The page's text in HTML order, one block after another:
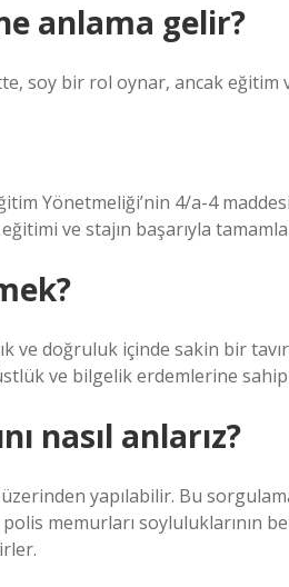
anlama gelir?
soy bir rol oynar, ancak eğitim
Yönetmeliği’nin 4/a-4
ve stajın başarıyla
ve doğruluk içinde sakin bir
ve bilgelik erdemlerine
nasıl anlarız?
yapılabilir. Bu
memurları soyluluklarının